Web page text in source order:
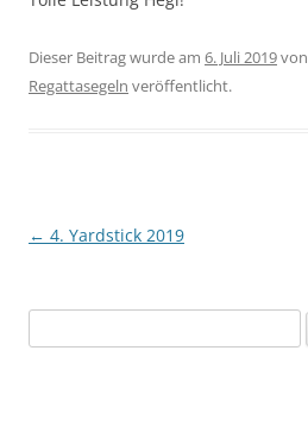
Dieser Beitrag wurde am 6. Juli 2019von
Regattasegeln veröffentlicht.
Beitragsnavigation
← 4. Yardstick 2019
nach: